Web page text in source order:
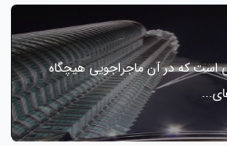
است که در آن ماجراجویی هیچگاه